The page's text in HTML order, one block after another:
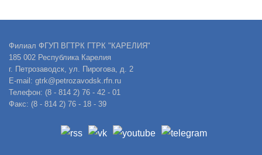
Филиал ФГУП ВГТРК ГТРК "КАРЕЛИЯ"
185 002 Республика Карелия
г. Петрозаводск, ул. Пирогова, д. 2
E-mail: gtrk@petrozavodsk.rfn.ru
Телефон: (8 - 814 2) 76 - 42 - 01
Факс: (8 - 814 2) 76 - 18 - 39